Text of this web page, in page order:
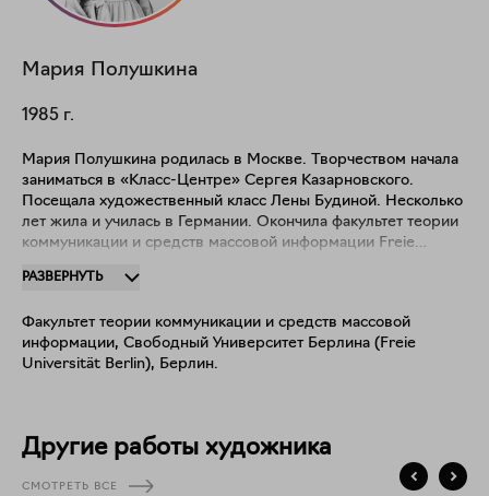
Мария Полушкина
1985 г.
Мария Полушкина родилась в Москве. Творчеством начала
заниматься в «Класс-Центре» Сергея Казарновского.
Посещала художественный класс Лены Будиной. Несколько
лет жила и училась в Германии. Окончила факультет теории
коммуникации и средств массовой информации Freie
года живёт в Москве. Выпустила две книги: «Между нами»
с поэтом Анной Аркатовой, в которых гармонично
сочетаются стихи поэта и картины художницы. Мария
активно выставляется на разных площадках России и
ARTPLAY (Москва), дизайн-завод FLACON (Москва), The
Heinz Julen Art Gallery (Швейцария), Het Glazen Huis
(Нидерланды), 48 Stunden Neukölln (Германия), Copelouzos
РАЗВЕРНУТЬ
Факультет теории коммуникации и средств массовой
информации, Свободный Университет Берлина (Freie
Universität Berlin), Берлин.
Другие работы художника
СМОТРЕТЬ ВСЕ